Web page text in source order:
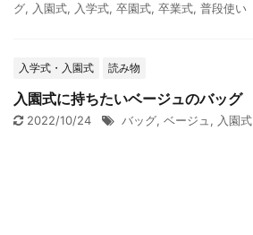
グ, 入園式, 入学式, 卒園式, 卒業式, 普段使い
入学式・入園式 読み物
入園式に持ちたいベージュのバッグ
2022/10/24 バッグ, ベージュ , 入園式